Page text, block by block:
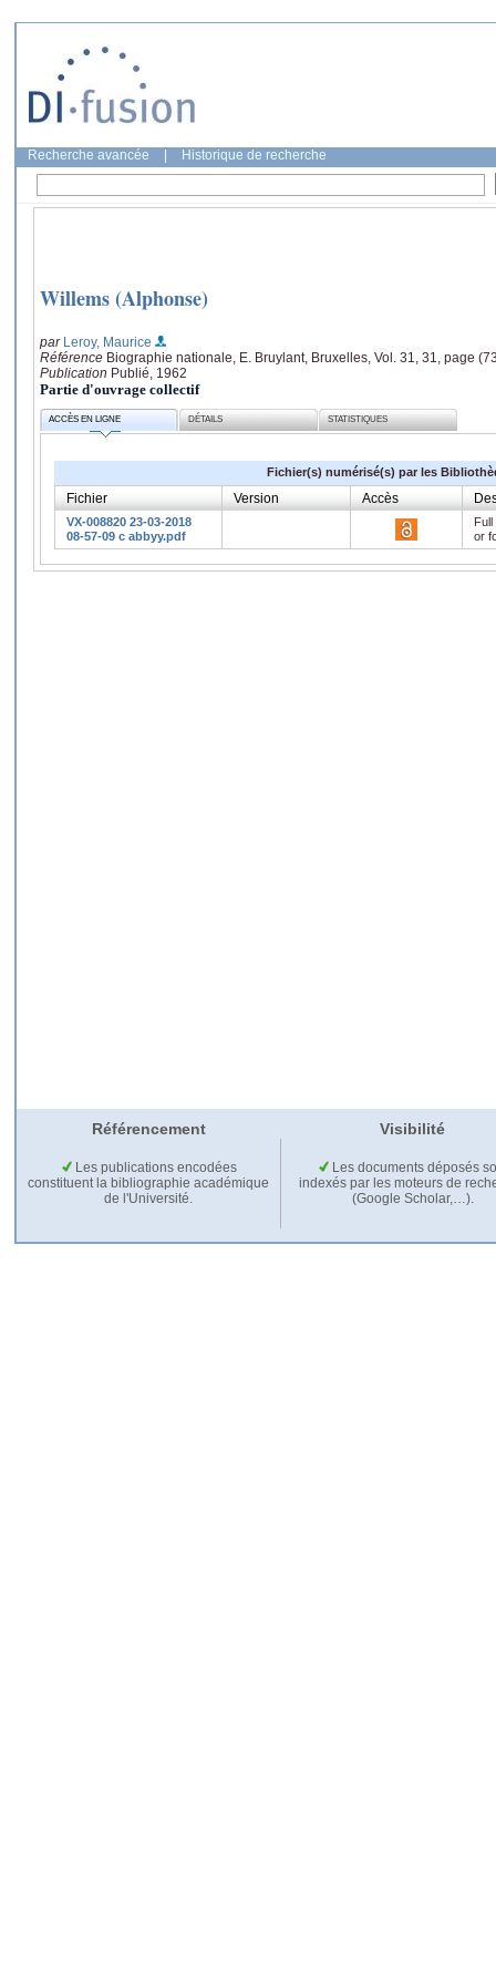
Recherche avancée Historique de recherche
Willems (Alphonse)
par Leroy, Maurice
Référence Biographie nationale, E. Bruylant, Bruxelles, Vol. 31, 31, page
Publication Publié, 1962
Partie d'ouvrage collectif
ACCÈS EN LIGNE DÉTAILS STATISTIQUES
Fichier(s) numérisé(s) par les
Fichier Version Accès
VX-008820 23-03-2018
08-57-09 c abbyy.pdf
or
Référencement Visibilité
Les publications encodées
constituent la bibliographie académique
de l'Université.
Les documents déposés
indexés par les moteurs de
(Google Scholar,…).